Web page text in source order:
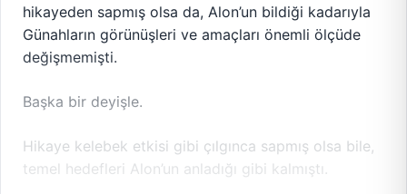
hikayeden sapmış olsa da, Alon’un bildiği kadarıyla
Günahların görünüşleri ve amaçları önemli ölçüde
değişmemişti.
Başka bir deyişle.
Hikaye kelebek etkisi gibi çılgınca sapmış olsa bile,
temel hedefleri Alon’un anladığı gibi kalmıştı.